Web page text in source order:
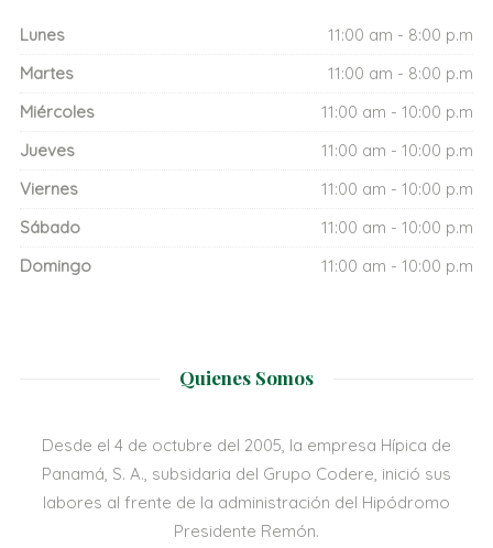
Lunes
11:00 am - 8:00 p.m
Martes
11:00 am - 8:00 p.m
Miércoles
11:00 am - 10:00 p.m
Jueves
11:00 am - 10:00 p.m
Viernes
11:00 am - 10:00 p.m
Sábado
11:00 am - 10:00 p.m
Domingo
11:00 am - 10:00 p.m
Quienes Somos
Desde el 4 de octubre del 2005, la empresa Hípica de
Panamá, S. A., subsidaria del Grupo Codere, inició sus
labores al frente de la administración del Hipódromo
Presidente Remón.